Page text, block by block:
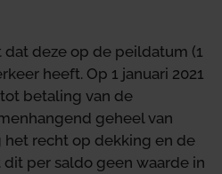
deze op de peildatum (1
heeft. Op 1 januari 2021
betaling van de
geheel van
recht op dekking en de
per saldo geen waarde in